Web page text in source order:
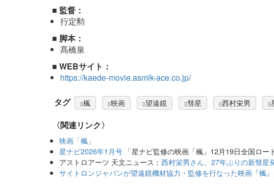
■ 監督：
行定勲
■ 脚本：
髙橋泉
■ WEBサイト：
https://kaede-movie.asmik-ace.co.jp/
タグ 楓 映画 望遠鏡 彗星 西村栄男
〈関連リンク〉
映画「楓」
星ナビ2026年1月号 「星ナビ監修の映画「楓」12月19日全国ロー
アストロアーツ 天文ニュース：西村栄男さん、27年ぶりの新彗星
サイトロンジャパンが望遠鏡機材協力・監修を行なった映画『楓』